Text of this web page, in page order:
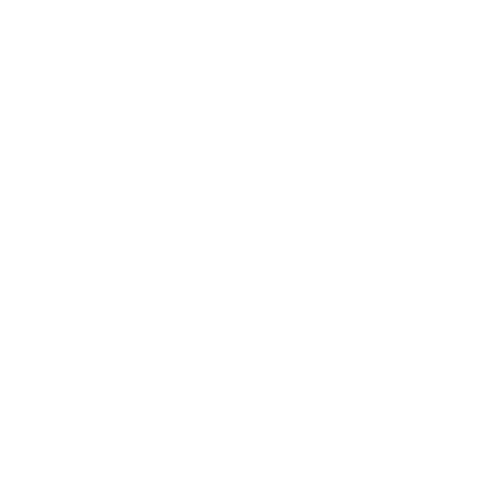
perlesà l'abri lorsque
à l'aiguille, imaginée